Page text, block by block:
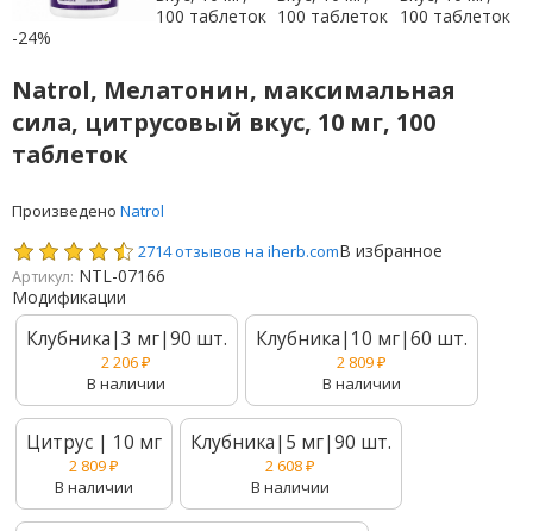
-24%
Natrol, Мелатонин, максимальная
сила, цитрусовый вкус, 10 мг, 100
таблеток
Произведено Natrol
2714 отзывов на iherb.comВ избранное
Артикул: NTL-07166
Модификации
Клубника|3 мг|90 шт.
2 206₽
В наличии
Клубника|10 мг|60 шт.
2 809₽
В наличии
Цитрус | 10 мг
2 809₽
В наличии
Клубника|5 мг|90 шт.
2 608₽
В наличии